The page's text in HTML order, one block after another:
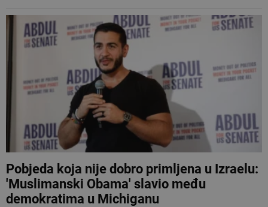
Pobjeda koja nije dobro primljena u Izraelu:
'Muslimanski Obama' slavio među
demokratima u Michiganu